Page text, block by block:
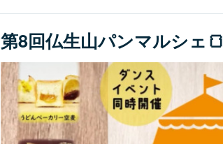
第8回仏生山パンマルシェ🍞